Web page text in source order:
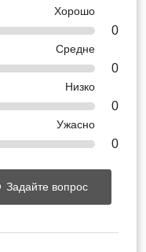
Хорошо
0
Средне
0
Низко
0
Ужасно
0
Задайте вопрос